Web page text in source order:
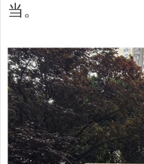
当。